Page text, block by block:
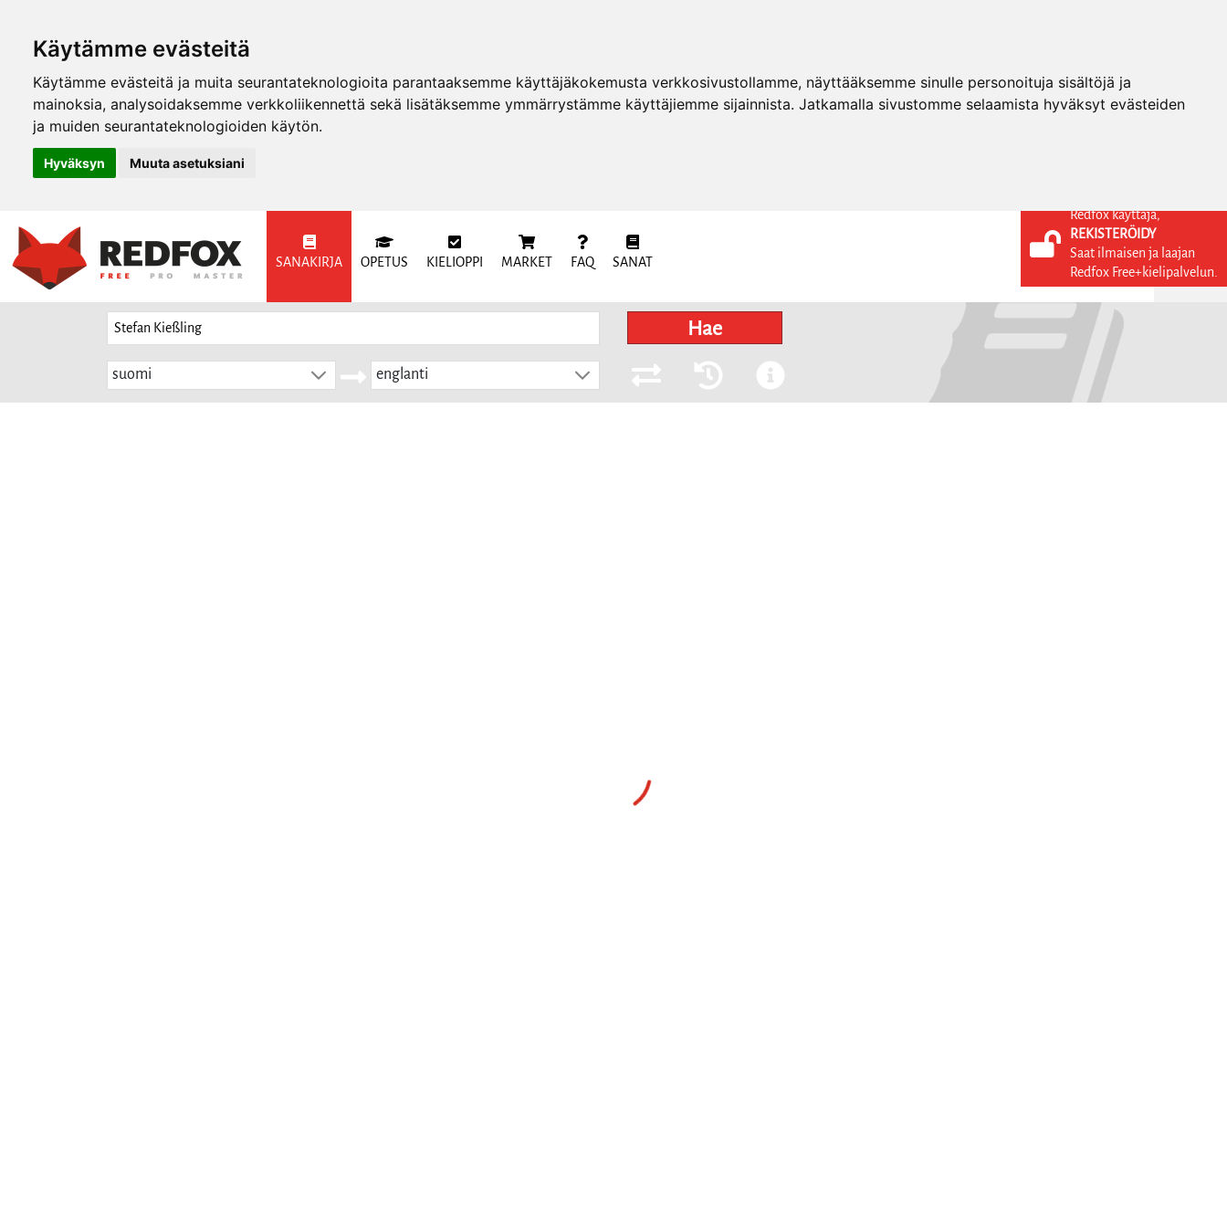
Käytämme evästeitä
Käytämme evästeitä ja muita seurantateknologioita parantaaksemme käyttäjäkokemusta verkkosivustollamme, näyttääksemme sinulle personoituja sisältöjä ja
mainoksia, analysoidaksemme verkkoliikennettä sekä lisätäksemme ymmärrystämme käyttäjiemme sijainnista. Jatkamalla sivustomme selaamista hyväksyt evästeiden
ja muiden seurantateknologioiden käytön.
Hyväksyn Muuta asetuksiani
SANAKIRJA OPETUS KIELIOPPI MARKET FAQ SANAT
KIRJAUDU SISÄÄN
REKISTERÖIDY
Hae
suomi englanti
Redfox käyttäjä,
REKISTERÖIDY
Saat ilmaisen ja laajan
Redfox Free+kielipalvelun.